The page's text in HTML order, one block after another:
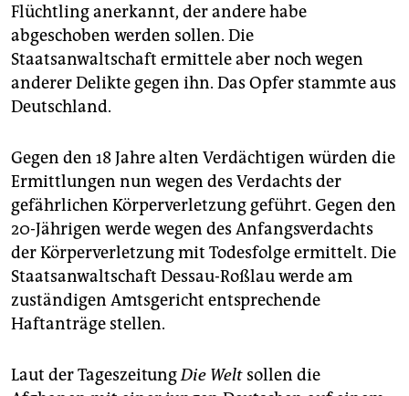
Flüchtling anerkannt, der andere habe
abgeschoben werden sollen. Die
Staatsanwaltschaft ermittele aber noch wegen
anderer Delikte gegen ihn. Das Opfer stammte aus
Deutschland.
Gegen den 18 Jahre alten Verdächtigen würden die
Ermittlungen nun wegen des Verdachts der
gefährlichen Körperverletzung geführt. Gegen den
20-Jährigen werde wegen des Anfangsverdachts
der Körperverletzung mit Todesfolge ermittelt. Die
Staatsanwaltschaft Dessau-Roßlau werde am
zuständigen Amtsgericht entsprechende
Haftanträge stellen.
Laut der TageszeitungDie Welt sollen die